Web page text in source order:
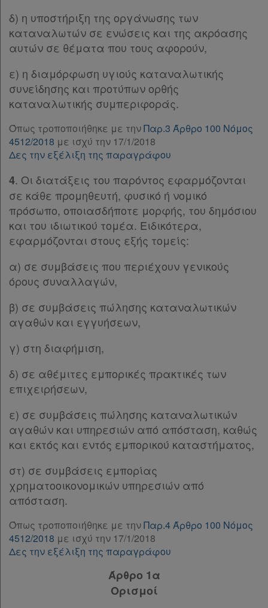
Χρήσιμα
Assistant
Νομολογία
Kodiko
Forum
Αναζήτηση
Κ.Α.Δ.
Διακρατικές
Συμφωνίες
Πληροφορίες
Εταιρεία
Επικοινωνία
Όροι
Πολιτική
απορρήτου
Άρθρο 3ε [-]
Παρ.1
Παρ.1α
Παρ.3
Παρ.4
Άρθρο 3στ [-]
Παρ.1
Παρ.2
Άρθρο 3ζ [-]
Παρ.2
Παρ.3
Παρ.4
Άρθρο 3ζα [-]
Παρ.1
Παρ.2
Παρ.3
Παρ.4
Παρ.5
Άρθρο 3η
Παρ.1
Παρ.3
Παρ.4
Παρ.5
Παρ.6
Παρ.7
Άρθρο 3ι [-]
Παρ.1
Παρ.2
Παρ.3
Παρ.4
Παρ.5
[-]
δ) η υποστήριξη της οργάνωσης των
καταναλωτών σε ενώσεις και της ακρόασης
αυτών σε θέματα που τους αφορούν,
ε) η διαμόρφωση υγιούς καταναλωτικής
συνείδησης και προτύπων ορθής
καταναλωτικής συμπεριφοράς.
Όπως τροποποιήθηκε με τηνΠαρ.3 Άρθρο 100 Νόμος
4512/2018 με ισχύ την 17/1/2018
Δες την εξέλιξη της παραγράφου
4. Οι διατάξεις του παρόντος εφαρμόζονται
σε κάθε προμηθευτή, φυσικό ή νομικό
πρόσωπο, οποιασδήποτε μορφής, του δημόσιου
και του ιδιωτικού τομέα. Ειδικότερα,
εφαρμόζονται στους εξής τομείς:
α) σε συμβάσεις που περιέχουν γενικούς
όρους συναλλαγών,
β) σε συμβάσεις πώλησης καταναλωτικών
αγαθών και εγγυήσεων,
γ) στη διαφήμιση,
δ) σε αθέμιτες εμπορικές πρακτικές των
επιχειρήσεων,
ε) σε συμβάσεις πώλησης καταναλωτικών
αγαθών και υπηρεσιών από απόσταση, καθώς
και εκτός και εντός εμπορικού καταστήματος,
στ) σε συμβάσεις εμπορίας
χρηματοοικονομικών υπηρεσιών από
απόσταση.
Όπως τροποποιήθηκε με τηνΠαρ.4 Άρθρο 100 Νόμος
4512/2018 με ισχύ την 17/1/2018
Δες την εξέλιξη της παραγράφου
Άρθρο 1α
Ορισμοί